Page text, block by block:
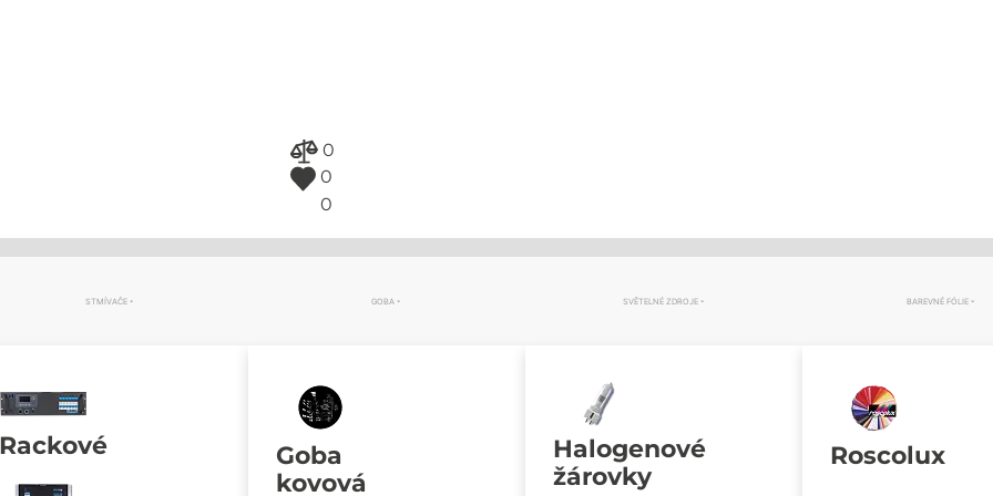
0
0
0
STMÍVAČE
Rackové
GOBA
Goba
kovová
SVĚTELNÉ ZDROJE
Halogenové
žárovky
BAREVNÉ FÓLIE
Roscolux